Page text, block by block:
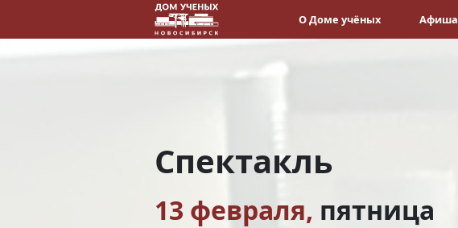
О Доме учёных Афиша
Спектакль
13 февраля, пятница